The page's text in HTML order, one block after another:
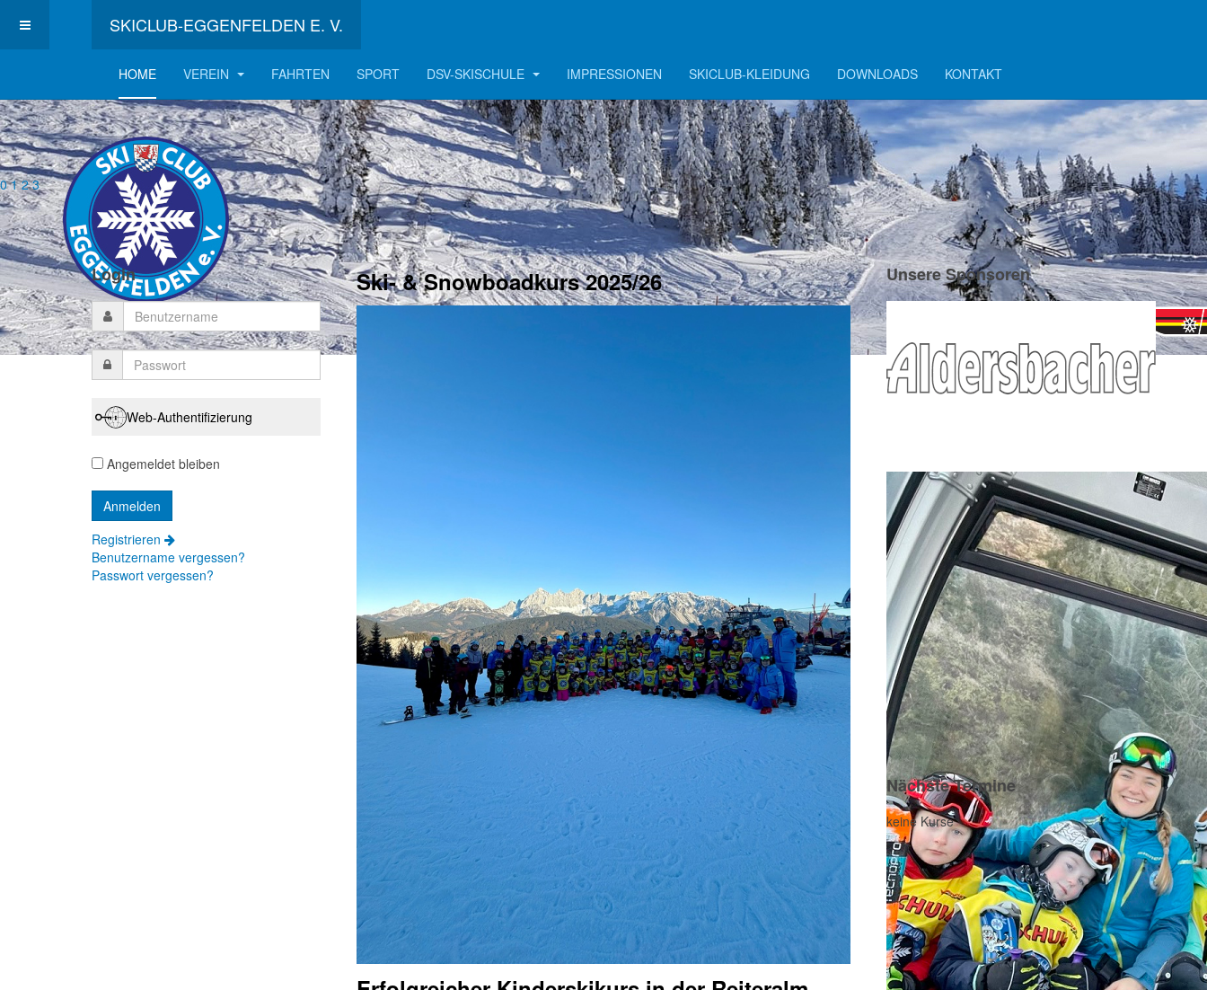
SKICLUB-EGGENFELDEN E. V.
HOME VEREIN FAHRTEN SPORT DSV-SKISCHULE IMPRESSIONEN SKICLUB-KLEIDUNG DOWNLOADS KONTAKT
0123
Ski- & Snowboadkurs 2025/26
Login
Web-Authentifizierung
Angemeldet bleiben
Registrieren
Benutzername vergessen?
Passwort vergessen?
Unsere Sponsoren
Nächste Termine
keine Kurse